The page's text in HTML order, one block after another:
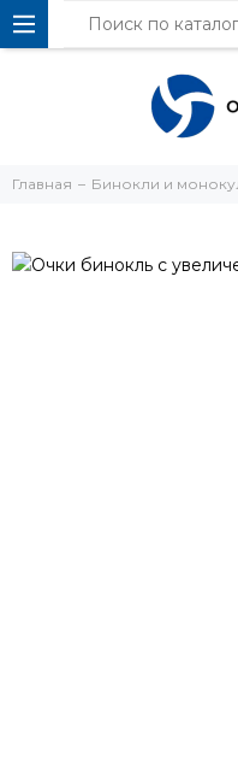
Главная Бинокли и